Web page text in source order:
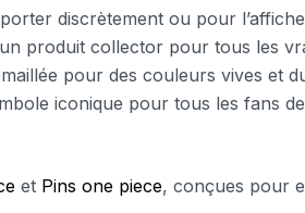
discrètement ou pour
produit collector pour tous les
pour des couleurs vives et
iconique pour tous les fans
et Pins one piece, conçues pour